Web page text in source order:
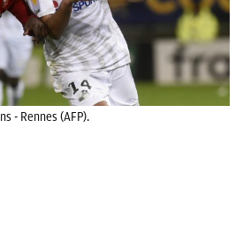
- Rennes (AFP).